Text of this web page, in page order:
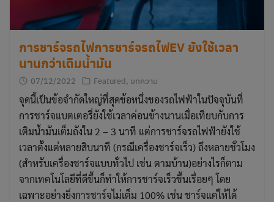
การชาร์จรถไฟการชาร์จรถไฟEV ยังใช้เวลา
นานกว่าเติมน้ำมัน
07/12/2022 Featured, บทความ
จุดนี้เป็นข้อจำกัดใหญ่ที่สุดข้อหนึ่งของรถไฟฟ้าในปัจจุบันที่
การชาร์จแบตเตอรี่ยังใช้เวลาค่อนข้างนานเมื่อเทียบกับการ
เติมน้ำมันเต็มถังใน 2 – 3 นาที แต่การชาร์จรถไฟฟ้ายังใช้
เวลาตั้งแต่หลายสิบนาที (กรณีเครื่องชาร์จเร็ว) ถึงหลายชั่วโมง
(สำหรับเครื่องชาร์จแบบทั่วไป เช่น ตามบ้าน)อย่างไรก็ตาม
จากเทคโนโลยีที่ดีขึ้นก็ทำให้การชาร์จเร็วขึ้นเรื่อยๆ โดย
เฉพาะอย่างยิ่งการชาร์จไม่เต็ม 100% เช่น ชาร์จแค่ให้ได้